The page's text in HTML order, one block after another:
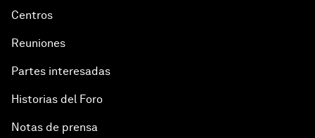
Centros
Reuniones
Partes interesadas
Historias del Foro
Notas de prensa